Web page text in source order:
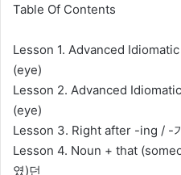
Table Of Contents
Lesson 1. Advanced
(eye)
Lesson 2. Advanced
(eye)
Lesson 3. Right after -ing / -
Lesson 4. Noun + that
였)던